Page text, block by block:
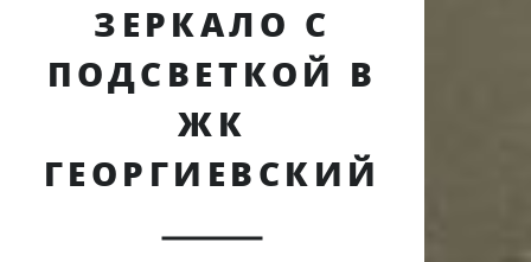
ЗЕРКАЛО С
ПОДСВЕТКОЙ В
ЖК
ГЕОРГИЕВСКИЙ